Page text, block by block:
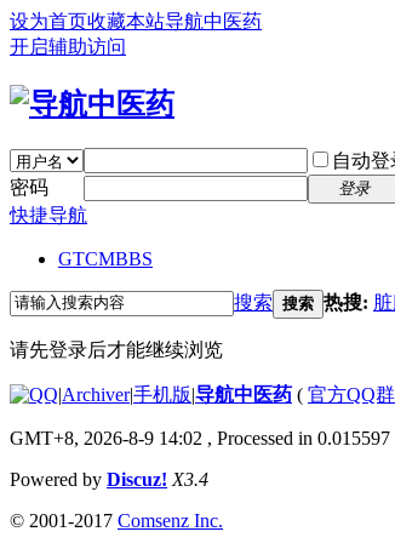
设为首页收藏本站导航中医药
开启辅助访问
自动登
密码
登录
快捷导航
GTCMBBS
搜索 搜索 热搜:
请先登录后才能继续浏览
|Archiver|手机版|导航中医药 ( 官方QQ群
GMT+8, 2026-8-9 14:02 , Processed in
Powered by Discuz! X3.4
© 2001-2017 Comsenz Inc.